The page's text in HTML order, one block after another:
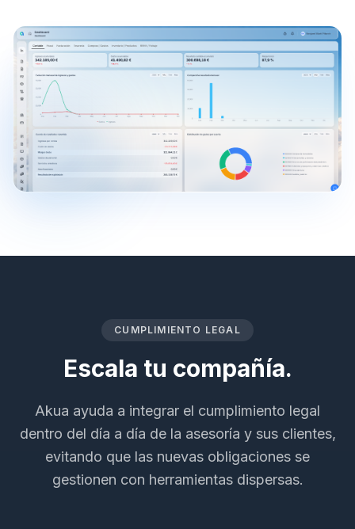
CUMPLIMIENTO LEGAL
Escala tu compañía.
Akua ayuda a integrar el cumplimiento legal
dentro del día a día de la asesoría y sus clientes,
evitando que las nuevas obligaciones se
gestionen con herramientas dispersas.